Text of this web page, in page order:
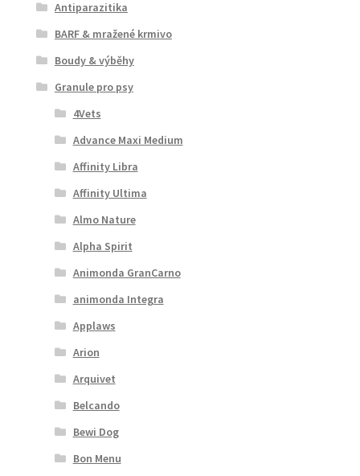
Antiparazitika
BARF & mražené krmivo
Boudy & výběhy
Granule pro psy
4Vets
Advance Maxi Medium
Affinity Libra
Affinity Ultima
Almo Nature
Alpha Spirit
Animonda GranCarno
animonda Integra
Applaws
Arion
Arquivet
Belcando
Bewi Dog
Bon Menu